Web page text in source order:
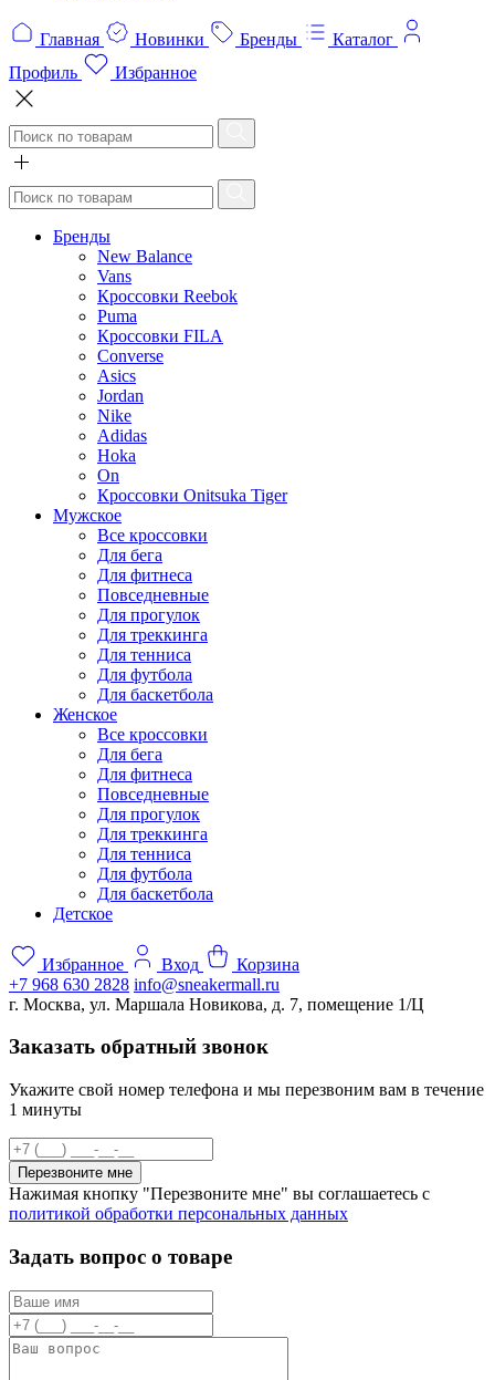
Главная Новинки Бренды
Каталог
Профиль
Избранное
Бренды
New Balance
Vans
Кроссовки Reebok
Puma
Кроссовки FILA
Converse
Asics
Jordan
Nike
Adidas
Hoka
On
Кроссовки Onitsuka Tiger
Мужское
Все кроссовки
Для бега
Для фитнеса
Повседневные
Для прогулок
Для треккинга
Для тенниса
Для футбола
Для баскетбола
Женское
Все кроссовки
Для бега
Для фитнеса
Повседневные
Для прогулок
Для треккинга
Для тенниса
Для футбола
Для баскетбола
Детское
Избранное Вход
Корзина
+7 968 630 2828 info@sneakermall.ru
г. Москва, ул. Маршала Новикова, д. 7, помещение 1/Ц
Заказать обратный звонок
Укажите свой номер телефона и мы перезвоним вам в течение
1 минуты
Перезвоните мне
Нажимая кнопку "Перезвоните мне" вы соглашаетесь с
политикой обработки персональных данных
Задать вопрос о товаре